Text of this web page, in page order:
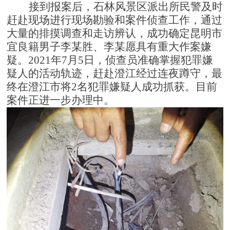
接到报案后，石林风景区派出所民警及时
赶赴现场进行现场勘验和案件侦查工作，通过
大量的排摸调查和走访辨认，成功确定昆明市
宜良籍男子李某胜、李某愿具有重大作案嫌
疑。 2021年7月5日，侦查员准确掌握犯罪嫌
疑人的活动轨迹，赶赴澄江经过连夜蹲守，最
终在澄江市将2名犯罪嫌疑人成功抓获。目前
案件正进一步办理中。